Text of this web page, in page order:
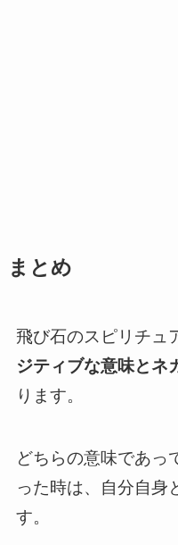
まとめ
飛び石のスピリチュ
ジティブな意味とネ
ります。
どちらの意味であっ
った時は、自分自身
す。